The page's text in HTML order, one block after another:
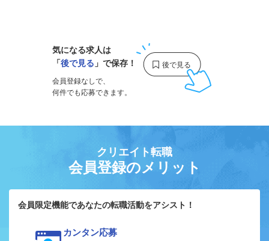
気になる求人は
「後で見る 」で保存！
会員登録なしで、
何件でも応募できます。
クリエイト転職
会員登録のメリット
会員限定機能であなたの転職活動をアシスト！
カンタン応募